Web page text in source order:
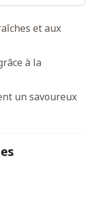
et aux
à la
un savoureux